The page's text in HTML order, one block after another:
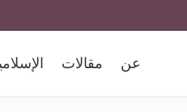
عن مقالات